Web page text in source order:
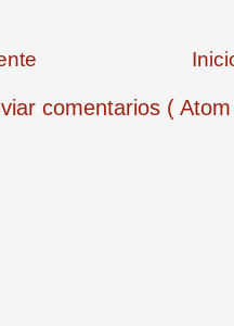
comentarios (